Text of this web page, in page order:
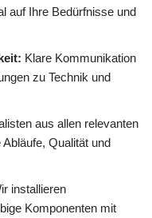
auf Ihre Bedürfnisse und
Klare Kommunikation
zu Technik und
aus allen relevanten
Qualität und
installieren
Komponenten mit